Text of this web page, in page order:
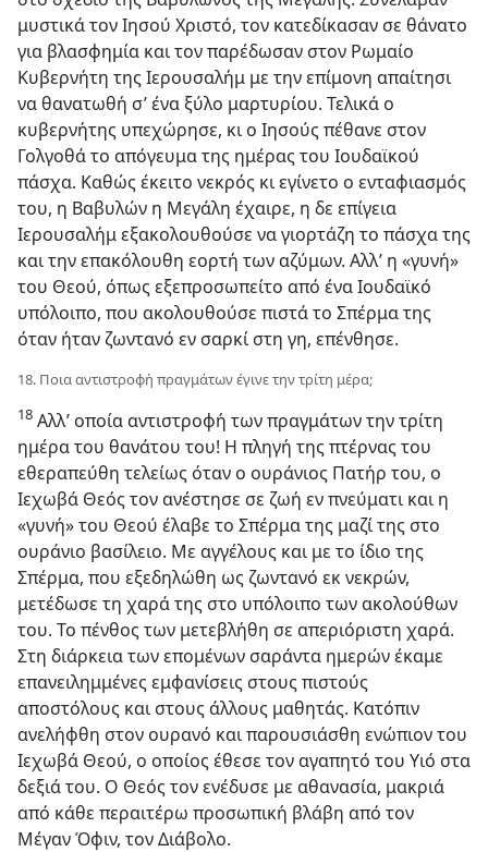
μυστικά τον Ιησού Χριστό, τον κατεδίκασαν σε θάνατο
για βλασφημία και τον παρέδωσαν στον Ρωμαίο
Κυβερνήτη της Ιερουσαλήμ με την επίμονη απαίτησι
να θανατωθή σ’ ένα ξύλο μαρτυρίου. Τελικά ο
κυβερνήτης υπεχώρησε, κι ο Ιησούς πέθανε στον
Γολγοθά το απόγευμα της ημέρας του Ιουδαϊκού
πάσχα. Καθώς έκειτο νεκρός κι εγίνετο ο ενταφιασμός
του, η Βαβυλών η Μεγάλη έχαιρε, η δε επίγεια
Ιερουσαλήμ εξακολουθούσε να γιορτάζη το πάσχα της
και την επακόλουθη εορτή των αζύμων. Αλλ’ η «γυνή»
του Θεού, όπως εξεπροσωπείτο από ένα Ιουδαϊκό
υπόλοιπο, που ακολουθούσε πιστά το Σπέρμα της
όταν ήταν ζωντανό εν σαρκί στη γη, επένθησε.
18. Ποια αντιστροφή πραγμάτων έγινε την τρίτη μέρα;
18 Αλλ’ οποία αντιστροφή των πραγμάτων την τρίτη
ημέρα του θανάτου του! Η πληγή της πτέρνας του
εθεραπεύθη τελείως όταν ο ουράνιος Πατήρ του, ο
Ιεχωβά Θεός τον ανέστησε σε ζωή εν πνεύματι και η
«γυνή» του Θεού έλαβε το Σπέρμα της μαζί της στο
ουράνιο βασίλειο. Με αγγέλους και με το ίδιο της
Σπέρμα, που εξεδηλώθη ως ζωντανό εκ νεκρών,
μετέδωσε τη χαρά της στο υπόλοιπο των ακολούθων
του. Το πένθος των μετεβλήθη σε απεριόριστη χαρά.
Στη διάρκεια των επομένων σαράντα ημερών έκαμε
επανειλημμένες εμφανίσεις στους πιστούς
αποστόλους και στους άλλους μαθητάς. Κατόπιν
ανελήφθη στον ουρανό και παρουσιάσθη ενώπιον του
Ιεχωβά Θεού, ο οποίος έθεσε τον αγαπητό του Υιό στα
δεξιά του. Ο Θεός τον ενέδυσε με αθανασία, μακριά
από κάθε περαιτέρω προσωπική βλάβη από τον
Μέγαν Όφιν, τον Διάβολο.